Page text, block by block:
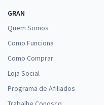
GRAN
Quem Somos
Como Funciona
Como Comprar
Loja Social
Programa de Afiliados